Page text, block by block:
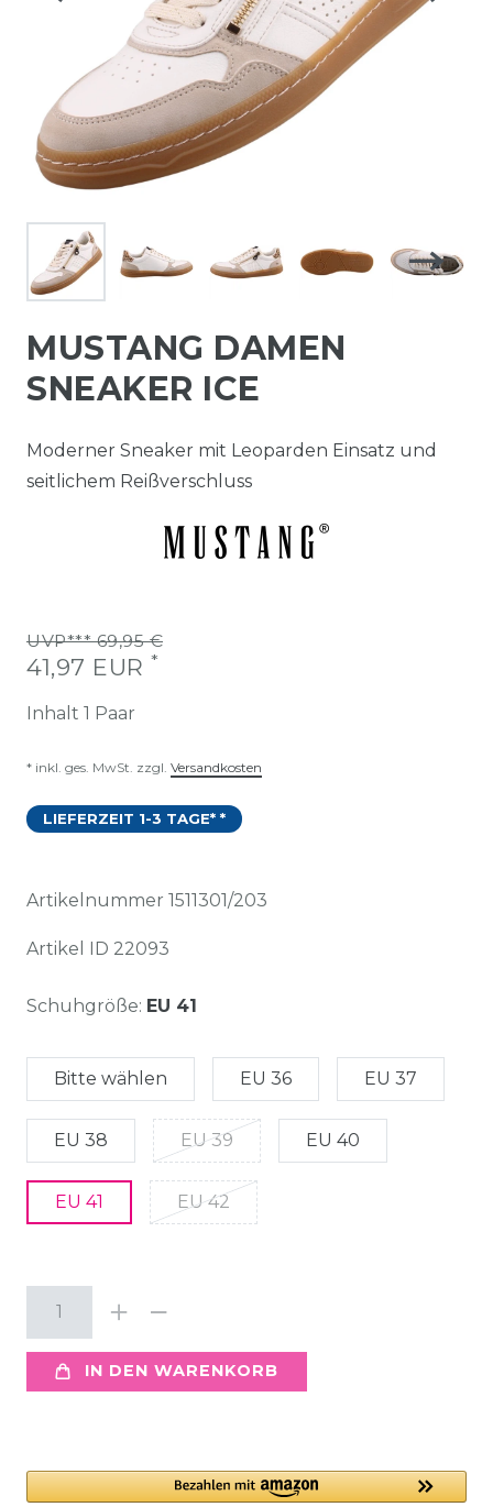
MUSTANG DAMEN
SNEAKER ICE
Moderner Sneaker mit Leoparden Einsatz und
seitlichem Reißverschluss
UVP*** 69,95 €
41,97 EUR *
Inhalt 1 Paar
* inkl. ges. MwSt. zzgl. Versandkosten
LIEFERZEIT 1-3 TAGE* *
Artikelnummer 1511301/203
Artikel ID 22093
Schuhgröße: EU 41
Bitte wählen EU 36 EU 37
EU 38 EU 39 EU 40
EU 41 EU 42
IN DEN WARENKORB